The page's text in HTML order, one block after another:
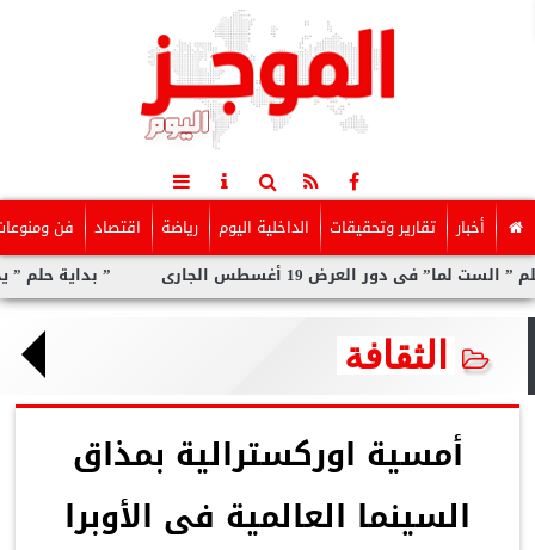
أخبار تقارير وتحقيقات الداخلية اليوم رياضة اقتصاد فن
” بداية حلم ” يحتفى العرض 19 أغسطس الجارى
الثقافة
أمسية اوركسترالية بمذاق
السينما العالمية فى الأوبرا